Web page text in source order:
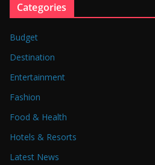
Categories
Budget
Destination
Entertainment
Fashion
Food & Health
Hotels & Resorts
Latest News